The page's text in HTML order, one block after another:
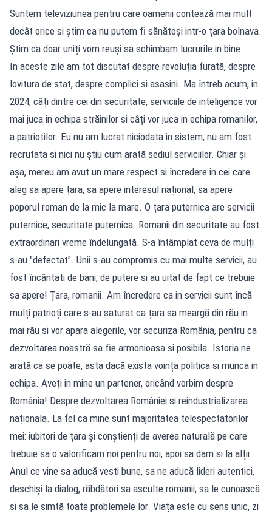
Suntem televiziunea pentru care oamenii contează mai mult
decât orice si știm ca nu putem fi sănătoși intr-o țara bolnava.
Știm ca doar uniți vom reuși sa schimbam lucrurile in bine.
In aceste zile am tot discutat despre revoluția furată, despre
lovitura de stat, despre complici si asasini. Ma întreb acum, in
2024, câți dintre cei din securitate, serviciile de inteligence vor
mai juca in echipa străinilor si câți vor juca in echipa romanilor,
a patriotilor. Eu nu am lucrat niciodata in sistem, nu am fost
recrutata si nici nu știu cum arată sediul serviciilor. Chiar și
așa, mereu am avut un mare respect si încredere in cei care
aleg sa apere țara, sa apere interesul național, sa apere
poporul roman de la mic la mare. O țara puternica are servicii
puternice, securitate puternica. Romanii din securitate au fost
extraordinari vreme îndelungată. S-a întâmplat ceva de mulți
s-au "defectat". Unii s-au compromis cu mai multe servicii, au
fost încântati de bani, de putere si au uitat de fapt ce trebuie
sa apere! Țara, romanii. Am încredere ca in servicii sunt încă
mulți patrioți care s-au saturat ca țara sa meargă din rău in
mai rău si vor apara alegerile, vor securiza România, pentru ca
dezvoltarea noastră sa fie armonioasa si posibila. Istoria ne
arată ca se poate, asta dacă exista voința politica si munca in
echipa. Aveți in mine un partener, oricând vorbim despre
România! Despre dezvoltarea României si reindustrializarea
naționala. La fel ca mine sunt majoritatea telespectatorilor
mei: iubitori de țara și conștienți de averea naturală pe care
trebuie sa o valorificam noi pentru noi, apoi sa dam si la alții.
Anul ce vine sa aducă vesti bune, sa ne aducă lideri autentici,
deschiși la dialog, răbdători sa asculte romanii, sa le cunoască
si sa le simtă toate problemele lor. Viața este cu sens unic, zi